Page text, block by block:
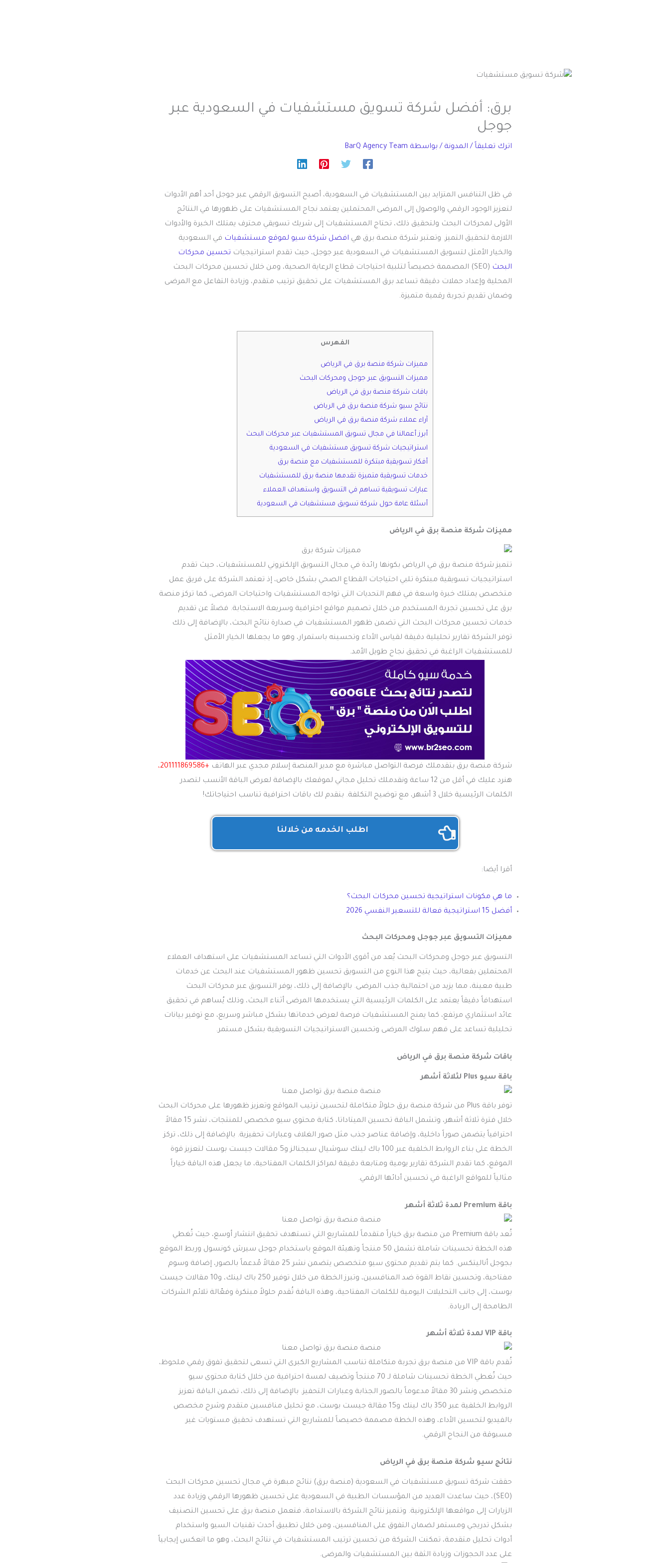
برق: أفضل شركة تسويق مستشفيات في السعودية عبر
جوجل
اترك تعليقاً / المدونة / بواسطة BarQ Agency Team
في ظل التنافس المتزايد بين المستشفيات في السعودية، أصبح التسويق الرقمي عبر جوجل أحد أهم الأدوات
لتعزيز الوجود الرقمي والوصول إلى المرضى المحتملين يعتمد نجاح المستشفيات على ظهورها في النتائج
الأولى لمحركات البحث ولتحقيق ذلك، تحتاج المستشفيات إلى شريك تسويقي محترف يمتلك الخبرة والأدوات
اللازمة لتحقيق التميز. وتعتبر شركة منصة برق هي افضل شركة سيو لموقع مستشفيات في السعودية
والخيار الأمثل لتسويق المستشفيات في السعودية عبر جوجل، حيث تقدم استراتيجيات تحسين محركات
البحث
(SEO) المصممة خصيصاً لتلبية احتياجات قطاع الرعاية الصحية، ومن خلال تحسين محركات البحث
المحلية وإعداد حملات دقيقة تساعد برق المستشفيات على تحقيق ترتيب متقدم، وزيادة التفاعل مع المرضى
وضمان تقديم تجربة رقمية متميزة.
الفهرس
مميزات شركة منصة برق في الرياض
مميزات التسويق عبر جوجل ومحركات البحث
باقات شركة منصة برق في الرياض
نتائج سيو شركة منصة برق في الرياض
آراء عملاء شركة منصة برق في الرياض
أبرز أعمالنا في مجال تسويق المستشفيات عبر محركات البحث
استراتيجيات شركة تسويق مستشفيات في السعودية
أفكار تسويقية مبتكرة للمستشفيات مع منصة برق
خدمات تسويقية متميزة تقدمها منصة برق للمستشفيات
عبارات تسويقية تساهم في التسويق واستهداف العملاء
أسئلة عامة حول شركة تسويق مستشفيات في السعودية
مميزات شركة منصة برق في الرياض
تتميز شركة منصة برق في الرياض بكونها رائدة في مجال التسويق الإلكتروني للمستشفيات، حيث تقدم
استراتيجيات تسويقية مبتكرة تلبي احتياجات القطاع الصحي بشكل خاص، إذ تعتمد الشركة على فريق عمل
متخصص يمتلك خبرة واسعة في فهم التحديات التي تواجه المستشفيات واحتياجات المرضى، كما تركز منصة
برق على تحسين تجربة المستخدم من خلال تصميم مواقع احترافية وسريعة الاستجابة. فضلاً عن تقديم
خدمات تحسين محركات البحث التي تضمن ظهور المستشفيات في صدارة نتائج البحث، بالإضافة إلى ذلك
توفر الشركة تقارير تحليلية دقيقة لقياس الأداء وتحسينه باستمرار، وهو ما يجعلها الخيار الأمثل
للمستشفيات الراغبة في تحقيق نجاح طويل الأمد.
شركة منصة برق بتقدملك فرصة التواصل مباشرة مع مدير المنصة إسلام مجدي عبر الهاتف +201111869586،
هنرد عليك في أقل من 12 ساعة ونقدملك تحليل مجاني لموقعك بالإضافة لعرض الباقة الأنسب لتصدر
الكلمات الرئيسية خلال 3 أشهر، مع توضيح التكلفة. بنقدم لك باقات احترافية تناسب احتياجاتك!
اطلب الخدمه من خلالنا
أقرا أيضا:
ما هي مكونات استراتيجية تحسين محركات البحث؟
أفضل 15 استراتيجية فعالة للتسعير النفسي 2026
مميزات التسويق عبر جوجل ومحركات البحث
التسويق عبر جوجل ومحركات البحث يُعد من أقوى الأدوات التي تساعد المستشفيات على استهداف العملاء
المحتملين بفعالية، حيث يتيح هذا النوع من التسويق تحسين ظهور المستشفيات عند البحث عن خدمات
طبية معينة، مما يزيد من احتمالية جذب المرضى. بالإضافة إلى ذلك، يوفر التسويق عبر محركات البحث
استهدافاً دقيقاً يعتمد على الكلمات الرئيسية التي يستخدمها المرضى أثناء البحث، وذلك يُساهم في تحقيق
عائد استثماري مرتفع، كما يمنح المستشفيات فرصة لعرض خدماتها بشكل مباشر وسريع، مع توفير بيانات
تحليلية تساعد على فهم سلوك المرضى وتحسين الاستراتيجيات التسويقية بشكل مستمر.
باقات شركة منصة برق في الرياض
باقة سيو Plus لثلاثة أشهر
توفر باقة Plus من شركة منصة برق حلولاً متكاملة لتحسين ترتيب المواقع وتعزيز ظهورها على محركات البحث
خلال فترة ثلاثة أشهر، وتشمل الباقة تحسين الميتاداتا، كتابة محتوى سيو مخصص للمنتجات، نشر 15 مقالاً
احترافياً يتضمن صوراً داخلية، وإضافة عناصر جذب مثل صور الغلاف وعبارات تحفيزية. بالإضافة إلى ذلك، تركز
الخطة على بناء الروابط الخلفية عبر 100 باك لينك سوشيال سيجنالز و5 مقالات جيست بوست لتعزيز قوة
الموقع، كما تقدم الشركة تقارير يومية ومتابعة دقيقة لمراكز الكلمات المفتاحية، ما يجعل هذه الباقة خياراً
مثالياً للمواقع الراغبة في تحسين أدائها الرقمي.
باقة Premium لمدة ثلاثة أشهر
تُعد باقة Premium من منصة برق خياراً متقدماً للمشاريع التي تستهدف تحقيق انتشار أوسع، حيث تُغطي
هذه الخطة تحسينات شاملة تشمل 50 منتجاً وتهيئة الموقع باستخدام جوجل سيرش كونسول وربط الموقع
بجوجل أناليتكس. كما يتم تقديم محتوى سيو متخصص يتضمن نشر 25 مقالاً مُدعماً بالصور، إضافة وسوم
مفتاحية، وتحسين نقاط القوة ضد المنافسين، وتبرز الخطة من خلال توفير 250 باك لينك، و10 مقالات جيست
بوست، إلى جانب التحليلات اليومية للكلمات المفتاحية، وهذه الباقة تُقدم حلولاً مبتكرة وفعّالة تلائم الشركات
الطامحة إلى الريادة.
باقة VIP لمدة ثلاثة أشهر
تُقدم باقة VIP من منصة برق تجربة متكاملة تناسب المشاريع الكبرى التي تسعى لتحقيق تفوق رقمي ملحوظ،
حيث تُغطي الخطة تحسينات شاملة لـ 70 منتجاً وتضيف لمسة احترافية من خلال كتابة محتوى سيو
متخصص ونشر 30 مقالاً مدعوماً بالصور الجذابة وعبارات التحفيز. بالإضافة إلى ذلك، تضمن الباقة تعزيز
الروابط الخلفية عبر 350 باك لينك و15 مقالة جيست بوست، مع تحليل منافسين متقدم وشرح مخصص
بالفيديو لتحسين الأداء، وهذه الخطة مصممة خصيصاً للمشاريع التي تستهدف تحقيق مستويات غير
مسبوقة من النجاح الرقمي.
نتائج سيو شركة منصة برق في الرياض
حققت شركة تسويق مستشفيات في السعودية (منصة برق) نتائج مبهرة في مجال تحسين محركات البحث
(SEO)، حيث ساعدت العديد من المؤسسات الطبية في السعودية على تحسين ظهورها الرقمي وزيادة عدد
الزيارات إلى مواقعها الإلكترونية. وتتميز نتائج الشركة بالاستدامة، فتعمل منصة برق على تحسين التصنيف
بشكل تدريجي ومستمر لضمان التفوق على المنافسين، ومن خلال تطبيق أحدث تقنيات السيو واستخدام
أدوات تحليل متقدمة، تمكنت الشركة من تحسين ترتيب المستشفيات في نتائج البحث، وهو ما انعكس إيجابياً
على عدد الحجوزات وزيادة الثقة بين المستشفيات والمرضى.